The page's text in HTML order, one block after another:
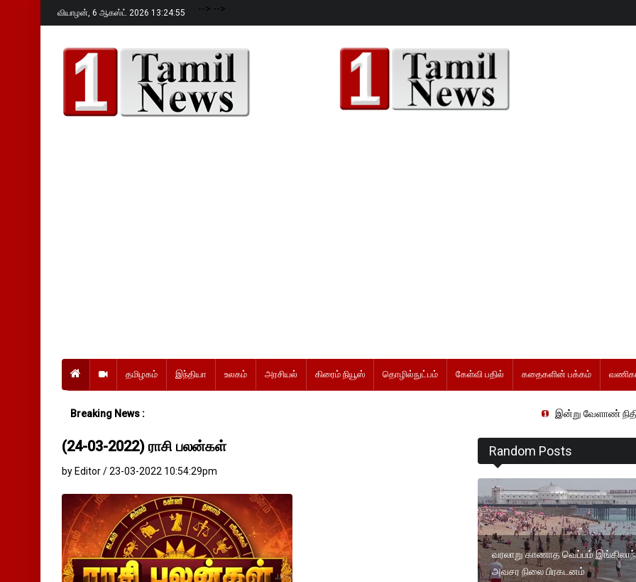
வியாழன், 6 ஆகஸ்ட் 2026 13:24:56 --> -->
தமிழகம் இந்தியா உலகம் அரசியல் கிரைம் நியூஸ் தொழில்நுட்பம் கேள்வி பதில் கதைகளின் பக்கம்
Breaking News : இன்று வேளாண் நிதிநிலை
(24-03-2022) ராசி பலன்கள்
by Editor / 23-03-2022 10:54:29pm
Random Posts
வரலாறு காணாத வெப்பம்
அவசர நிலை பிரகடனம்